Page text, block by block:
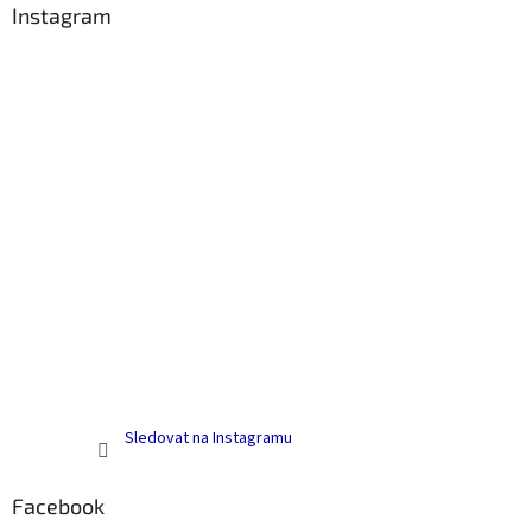
Instagram
Sledovat na Instagramu
Facebook